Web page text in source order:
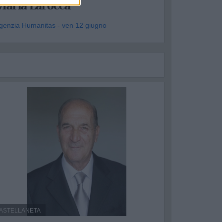
Larocca
Humanitas - ven 12 giugno